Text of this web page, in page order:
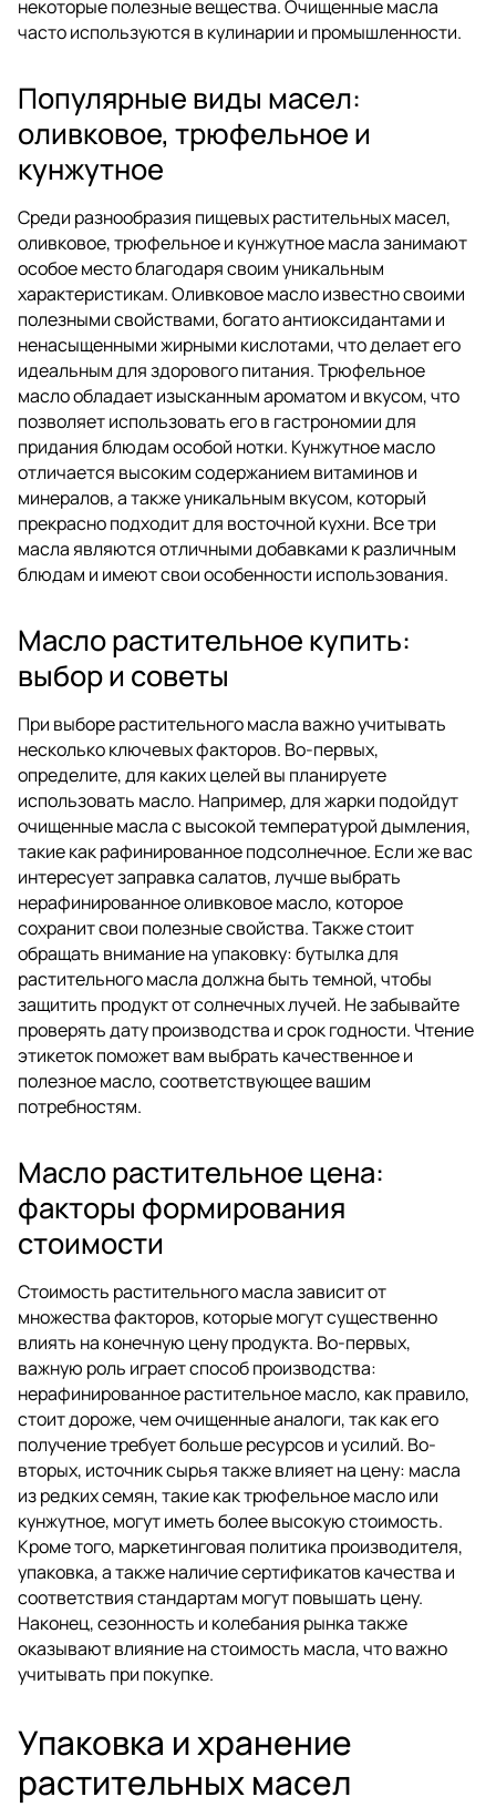
некоторые полезные вещества. Очищенные масла
часто используются в кулинарии и промышленности.
Популярные виды масел:
оливковое, трюфельное и
кунжутное
Среди разнообразия пищевых растительных масел,
оливковое, трюфельное и кунжутное масла занимают
особое место благодаря своим уникальным
характеристикам. Оливковое масло известно своими
полезными свойствами, богато антиоксидантами и
ненасыщенными жирными кислотами, что делает его
идеальным для здорового питания. Трюфельное
масло обладает изысканным ароматом и вкусом, что
позволяет использовать его в гастрономии для
придания блюдам особой нотки. Кунжутное масло
отличается высоким содержанием витаминов и
минералов, а также уникальным вкусом, который
прекрасно подходит для восточной кухни. Все три
масла являются отличными добавками к различным
блюдам и имеют свои особенности использования.
Масло растительное купить:
выбор и советы
При выборе растительного масла важно учитывать
несколько ключевых факторов. Во-первых,
определите, для каких целей вы планируете
использовать масло. Например, для жарки подойдут
очищенные масла с высокой температурой дымления,
такие как рафинированное подсолнечное. Если же вас
интересует заправка салатов, лучше выбрать
нерафинированное оливковое масло, которое
сохранит свои полезные свойства. Также стоит
обращать внимание на упаковку: бутылка для
растительного масла должна быть темной, чтобы
защитить продукт от солнечных лучей. Не забывайте
проверять дату производства и срок годности. Чтение
этикеток поможет вам выбрать качественное и
полезное масло, соответствующее вашим
потребностям.
Масло растительное цена:
факторы формирования
стоимости
Стоимость растительного масла зависит от
множества факторов, которые могут существенно
влиять на конечную цену продукта. Во-первых,
важную роль играет способ производства:
нерафинированное растительное масло, как правило,
стоит дороже, чем очищенные аналоги, так как его
получение требует больше ресурсов и усилий. Во-
вторых, источник сырья также влияет на цену: масла
из редких семян, такие как трюфельное масло или
кунжутное, могут иметь более высокую стоимость.
Кроме того, маркетинговая политика производителя,
упаковка, а также наличие сертификатов качества и
соответствия стандартам могут повышать цену.
Наконец, сезонность и колебания рынка также
оказывают влияние на стоимость масла, что важно
учитывать при покупке.
Упаковка и хранение
растительных масел